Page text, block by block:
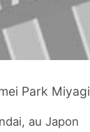
Park Miyagi
au Japon